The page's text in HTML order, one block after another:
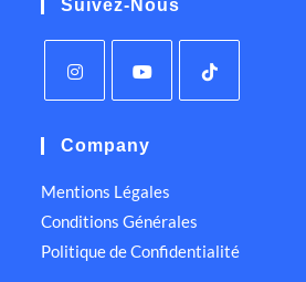
Suivez-Nous
Company
Mentions Légales
Conditions Générales
Politique de Confidentialité